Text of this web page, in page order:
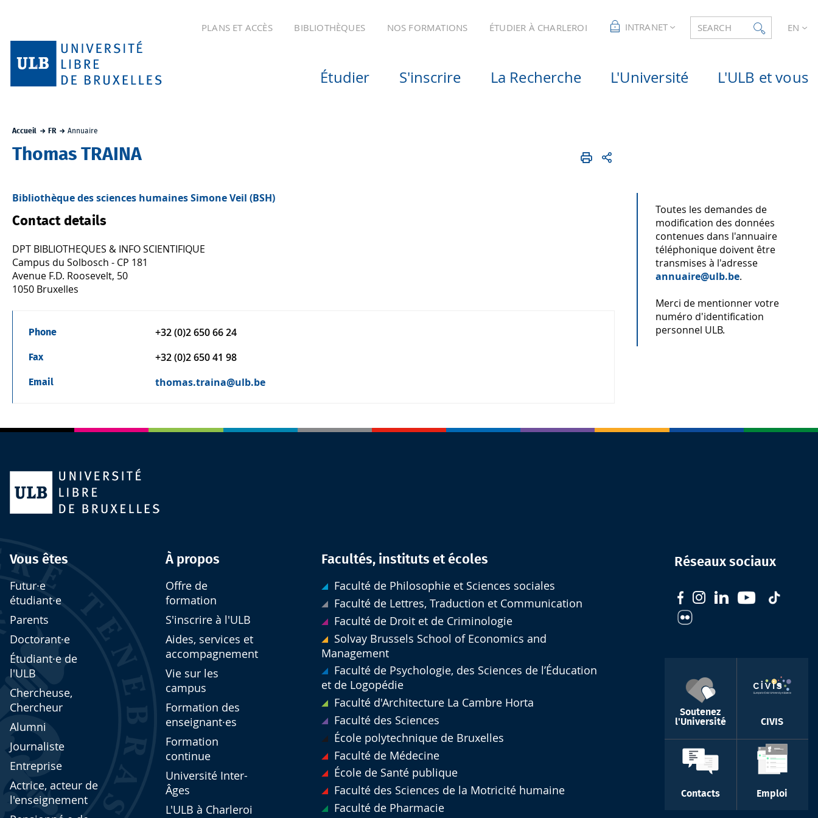
PLANS ET ACCÈS BIBLIOTHÈQUES NOS FORMATIONS ÉTUDIER À CHARLEROI INTRANET SEARCH EN
Étudier S'inscrire La Recherche L'Université L'ULB et vous
Accueil FR Annuaire
Thomas TRAINA
Bibliothèque des sciences humaines Simone Veil (BSH)
Contact details
DPT BIBLIOTHEQUES & INFO SCIENTIFIQUE
Campus du Solbosch - CP 181
Avenue F.D. Roosevelt, 50
1050 Bruxelles
Phone +32 (0)2 650 66 24
Fax +32 (0)2 650 41 98
Email thomas.traina@ulb.be
Toutes les demandes de
modification des données
contenues dans l'annuaire
téléphonique doivent être
transmises à l'adresse
annuaire@ulb.be.
Merci de mentionner votre
numéro d'identification
personnel ULB.
Vous êtes
Futur·e
étudiant·e
Parents
Doctorant·e
Étudiant·e de
l'ULB
Chercheuse,
Chercheur
Alumni
Journaliste
Entreprise
Actrice, acteur de
l'enseignement
À propos
Offre de
formation
S'inscrire à l'ULB
Aides, services et
accompagnement
Vie sur les
campus
Formation des
enseignant·es
Formation
continue
Université Inter-
Âges
L'ULB à Charleroi
Facultés, instituts et écoles
Faculté de Philosophie et Sciences sociales
Faculté de Lettres, Traduction et Communication
Faculté de Droit et de Criminologie
Solvay Brussels School of Economics and
Management
Faculté de Psychologie, des Sciences de l’Éducation
et de Logopédie
Faculté d'Architecture La Cambre Horta
Faculté des Sciences
École polytechnique de Bruxelles
Faculté de Médecine
École de Santé publique
Faculté des Sciences de la Motricité humaine
Faculté de Pharmacie
Réseaux sociaux
Soutenez
l'Université
CIVIS
Contacts Emploi